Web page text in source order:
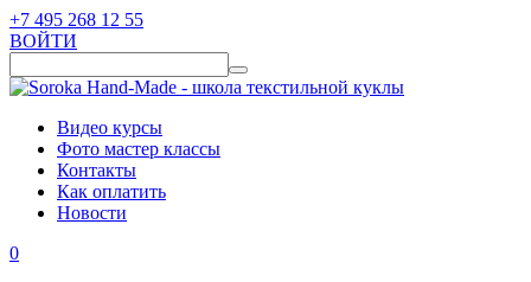
+7 495 268 12 55
ВОЙТИ
Видео курсы
Фото мастер классы
Контакты
Как оплатить
Новости
0